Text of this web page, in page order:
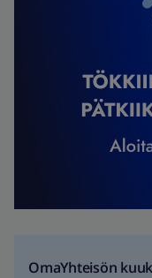
OmaYhteisön